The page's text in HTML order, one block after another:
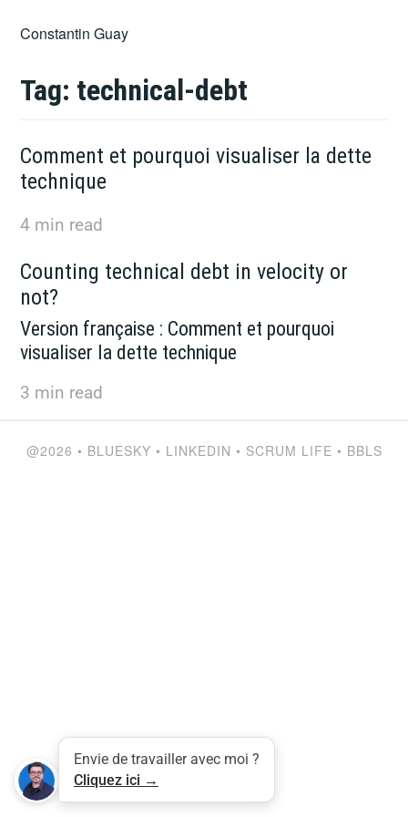
Constantin Guay
Tag: technical-debt
Comment et pourquoi visualiser la dette
technique
4 min read
Counting technical debt in velocity or
not?
Version française : Comment et pourquoi
visualiser la dette technique
3 min read
@2026 • BLUESKY • LINKEDIN • SCRUM LIFE • BBLS
Envie de travailler avec moi ?
Cliquez ici →